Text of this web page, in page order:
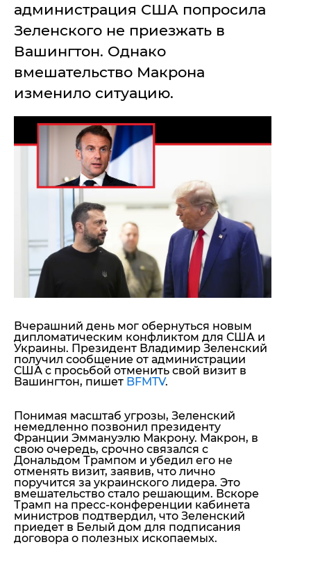
Спорт
Культура
Война на Донбассе и в
Крыму
"ДНР"
"ЛНР"
Новости Крыма
Армия Украины
Помощь проекту
Стиль Диалога
Пресс-релизы
Пресс-релизы
Мнение
Блоги
ИноСМИ
администрация США попросила
Зеленского не приезжать в
Вашингтон. Однако
вмешательство Макрона
изменило ситуацию.
Вчерашний день мог обернуться новым
дипломатическим конфликтом для США и
Украины. Президент Владимир Зеленский
получил сообщение от администрации
США с просьбой отменить свой визит в
Вашингтон, пишет BFMTV.
Понимая масштаб угрозы, Зеленский
немедленно позвонил президенту
Франции Эммануэлю Макрону. Макрон, в
свою очередь, срочно связался с
Дональдом Трампом и убедил его не
отменять визит, заявив, что лично
поручится за украинского лидера. Это
вмешательство стало решающим. Вскоре
Трамп на пресс-конференции кабинета
министров подтвердил, что Зеленский
приедет в Белый дом для подписания
договора о полезных ископаемых.